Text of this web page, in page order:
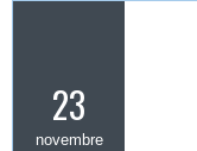
23
novembre